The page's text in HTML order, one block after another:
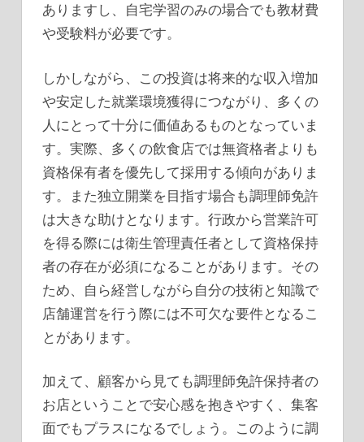
ありますし、自宅学習のみの場合でも教材費
や受験料が必要です。
しかしながら、この投資は将来的な収入増加
や安定した就業環境獲得につながり、多くの
人にとって十分に価値あるものとなっていま
す。実際、多くの飲食店では無資格者よりも
資格保有者を優先して採用する傾向がありま
す。また独立開業を目指す場合も調理師免許
は大きな助けとなります。行政から営業許可
を得る際には衛生管理責任者として資格保持
者の存在が必須になることがあります。その
ため、自ら経営しながら自分の技術と知識で
店舗運営を行う際には不可欠な要件となるこ
とがあります。
加えて、顧客から見ても調理師免許保持者の
お店ということで安心感を抱きやすく、集客
面でもプラスになるでしょう。このように調